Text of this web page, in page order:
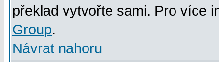
překlad vytvořte sami. Pro více
Group.
Návrat nahoru